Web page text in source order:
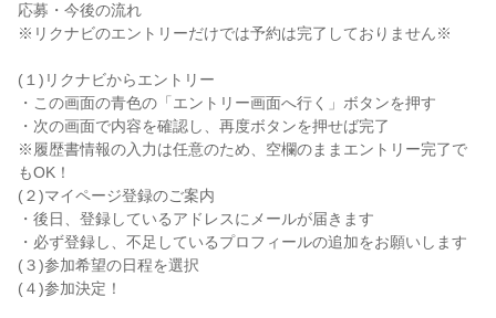
応募・今後の流れ
※リクナビのエントリーだけでは予約は完了しておりません※
(１)リクナビからエントリー
・この画面の青色の「エントリー画面へ行く」ボタンを押す
・次の画面で内容を確認し、再度ボタンを押せば完了
※履歴書情報の入力は任意のため、空欄のままエントリー完了で
もOK！
(２)マイページ登録のご案内
・後日、登録しているアドレスにメールが届きます
・必ず登録し、不足しているプロフィールの追加をお願いします
(３)参加希望の日程を選択
(４)参加決定！